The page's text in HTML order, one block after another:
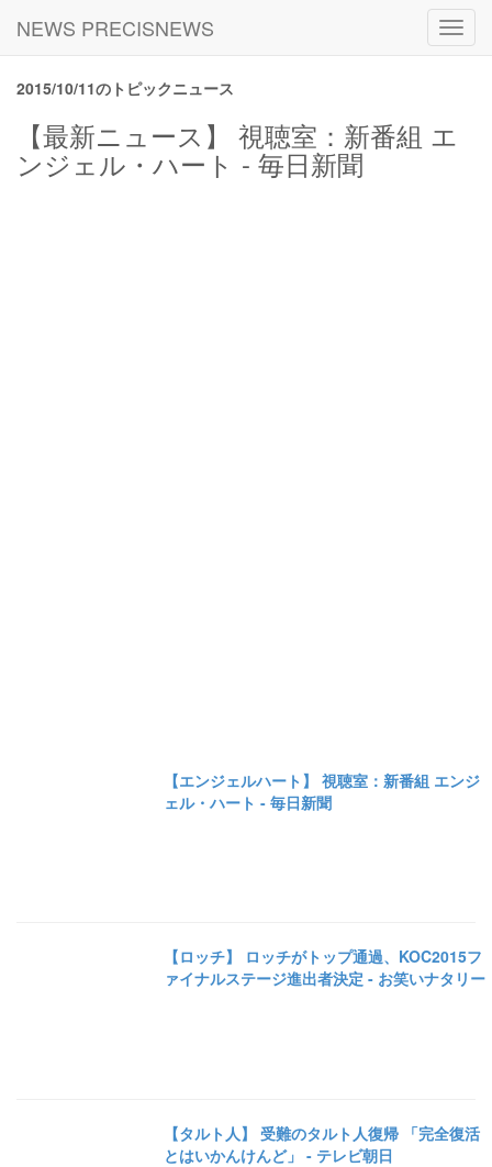
NEWS PRECISNEWS
2015/10/11のトピックニュース
【最新ニュース】 視聴室：新番組 エ
ンジェル・ハート - 毎日新聞
【エンジェルハート】 視聴室：新番組 エンジ
ェル・ハート - 毎日新聞
【ロッチ】 ロッチがトップ通過、KOC2015フ
ァイナルステージ進出者決定 - お笑いナタリー
【タルト人】 受難のタルト人復帰 「完全復活
とはいかんけんど」 - テレビ朝日